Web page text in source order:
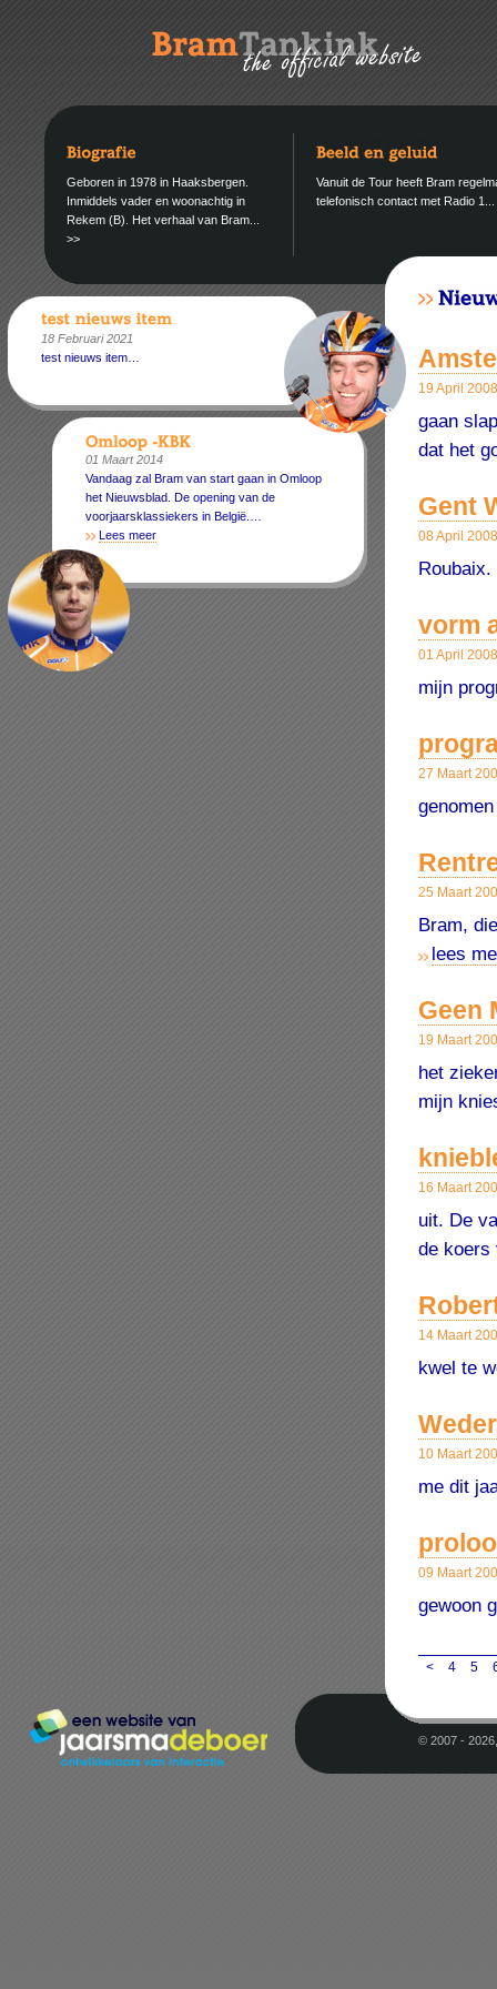
Geboren in 1978 in Haaksbergen.
Inmiddels vader en woonachtig in
Rekem (B). Het verhaal van Bram...
>>
Vanuit de Tour heeft Bram
telefonisch contact met Radio 1...
© 2007 -
18 Februari 2021
test nieuws item…
01 Maart 2014
Vandaag zal Bram van start gaan in Omloop
het Nieuwsblad. De opening van de
voorjaarsklassiekers in België.…
Lees meer
19 April 2008
gaan
dat het
Gent
08 April 2008
vorm
01 April 2008
mijn
27 Maart
25 Maart
Bram,
lees
Geen
19 Maart
het
mijn
16 Maart
uit. De
de
14 Maart
kwel te
10 Maart
me dit
09 Maart
gewoon
< 4 5